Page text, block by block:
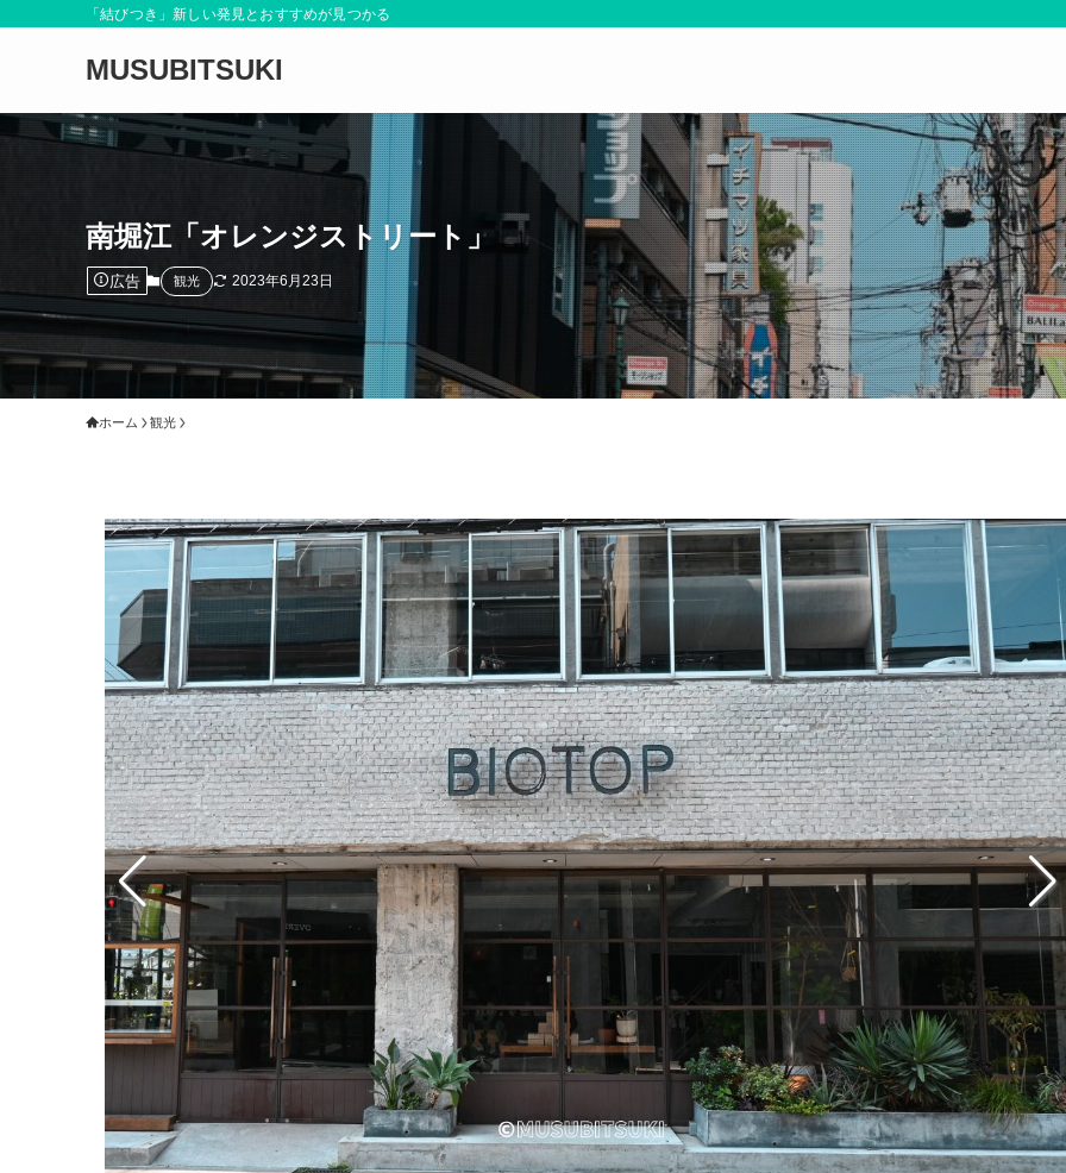
「結びつき」新しい発見とおすすめが見つかる
MUSUBITSUKI
南堀江「オレンジストリート」
広告 観光 2023年6月23日
ホーム 観光